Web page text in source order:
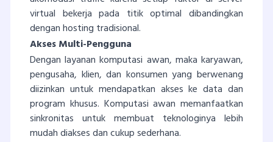
virtual bekerja pada titik optimal dibandingkan
dengan hosting tradisional.
Akses Multi-Pengguna
Dengan layanan komputasi awan, maka karyawan,
pengusaha, klien, dan konsumen yang berwenang
diizinkan untuk mendapatkan akses ke data dan
program khusus. Komputasi awan memanfaatkan
sinkronitas untuk membuat teknologinya lebih
mudah diakses dan cukup sederhana.